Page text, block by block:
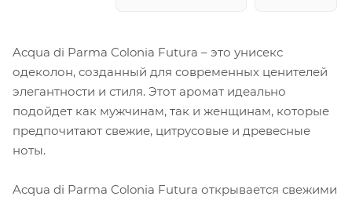
Acqua di Parma Colonia Futura – это унисекс
одеколон, созданный для современных ценителей
элегантности и стиля. Этот аромат идеально
подойдет как мужчинам, так и женщинам, которые
предпочитают свежие, цитрусовые и древесные
ноты.
Acqua di Parma Colonia Futura открывается свежими